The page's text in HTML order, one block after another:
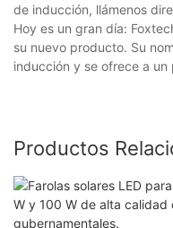
de inducción, llámenos
Hoy es un gran día:
su nuevo producto. Su
inducción y se ofrece a
Productos